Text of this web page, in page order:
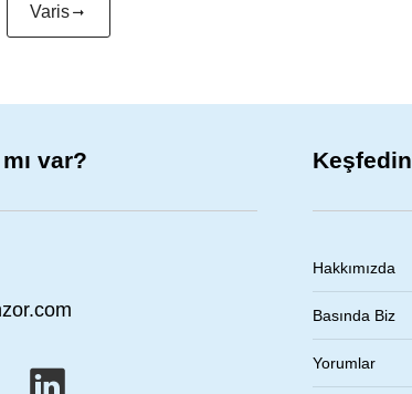
Varis
var? Keşfedin
Hakkımızda
Basında Biz
Yorumlar